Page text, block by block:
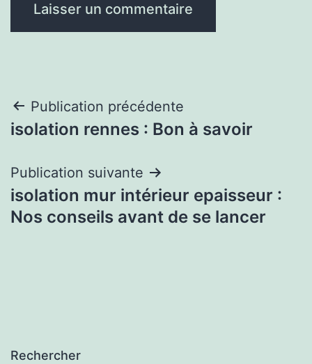
Navigation
de
l’article
Publication précédente
isolation rennes : Bon à savoir
Publication suivante
isolation mur intérieur epaisseur :
Nos conseils avant de se lancer
Rechercher